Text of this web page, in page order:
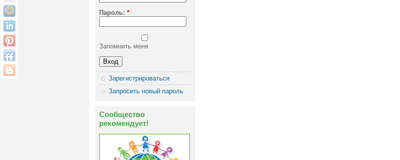
Пароль: *
Запомнить меня
Зарегистрироваться
Запросить новый пароль
Сообщество
рекомендует!